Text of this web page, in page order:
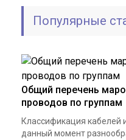
Популярные
Общий перечень
проводов по группам
Классификация кабелей
данный момент